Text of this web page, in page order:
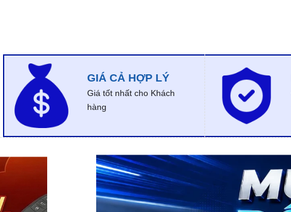
GIÁ CẢ HỢP LÝ
Giá tốt nhất cho Khách
hàng